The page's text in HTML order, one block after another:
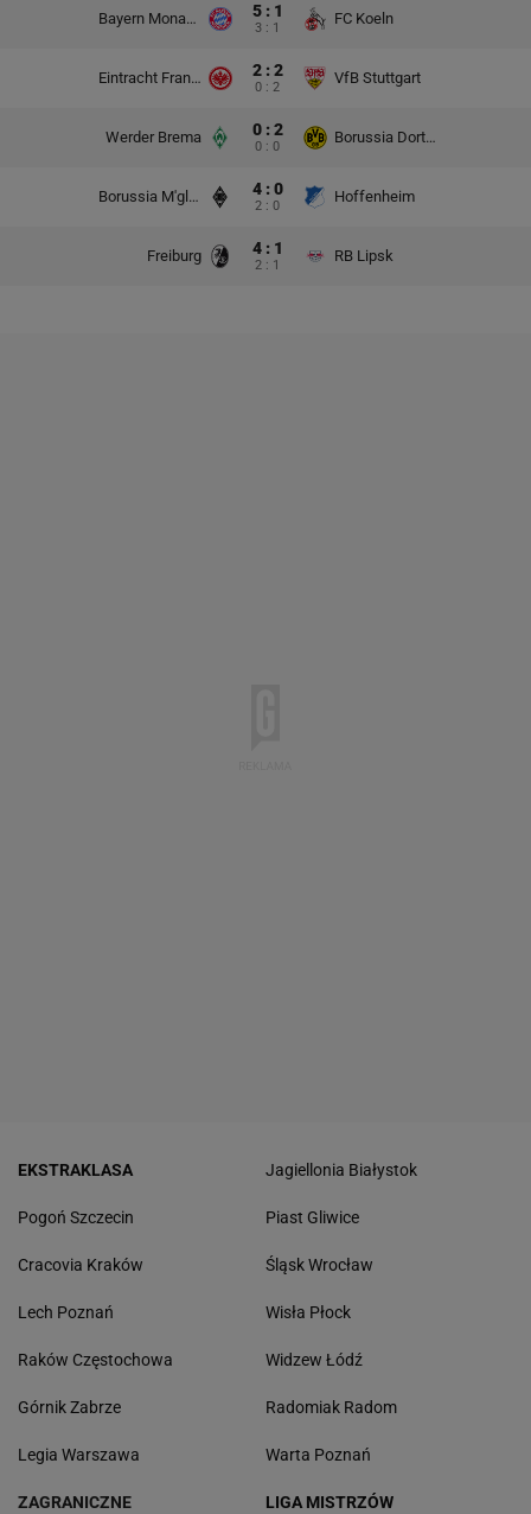
Bayern Monachium 5 : 1
3 : 1
FC Koeln
Eintracht Frankfurt 2 : 2
0 : 2
VfB Stuttgart
Werder Brema 0 : 2
0 : 0
Borussia Dortmund
Borussia M'gladbach 4 : 0
2 : 0
Hoffenheim
Freiburg 4 : 1
2 : 1
RB Lipsk
EKSTRAKLASA
Pogoń Szczecin
Cracovia Kraków
Lech Poznań
Raków Częstochowa
Górnik Zabrze
Legia Warszawa
Jagiellonia Białystok
Piast Gliwice
Śląsk Wrocław
Wisła Płock
Widzew Łódź
Radomiak Radom
Warta Poznań
ZAGRANICZNE LIGA MISTRZÓW